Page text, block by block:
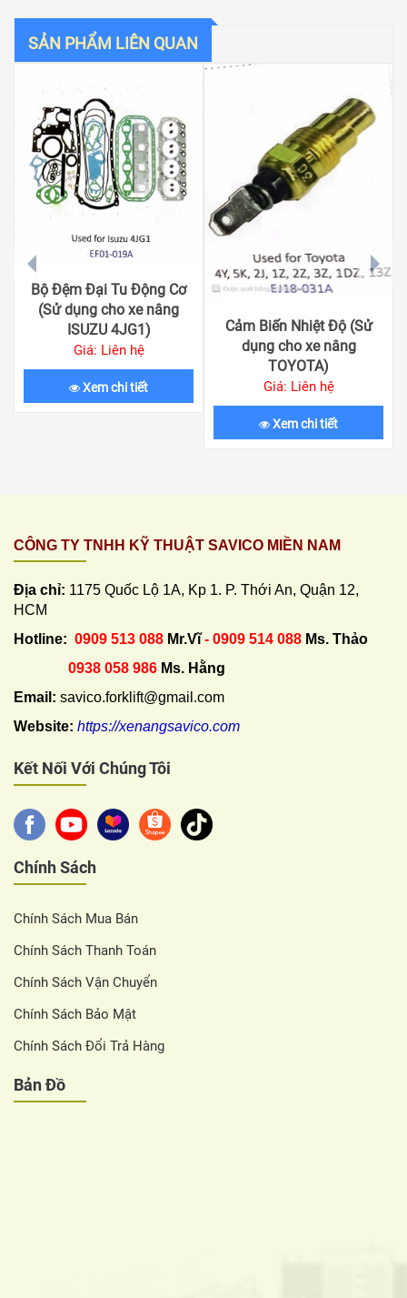
SẢN PHẨM LIÊN QUAN
Bộ Đệm Đại Tu Động Cơ
(Sử dụng cho xe nâng
ISUZU 4JG1)
Giá: Liên hệ
Xem chi tiết
Cảm Biến Nhiệt Độ (Sử
dụng cho xe nâng
TOYOTA)
Giá: Liên hệ
Xem chi tiết
prev next
CÔNG TY TNHH KỸ THUẬT SAVICO MIỀN NAM
Địa chỉ: 1175 Quốc Lộ 1A, Kp 1. P. Thới An, Quận 12,
HCM
Hotline: 0909 513 088 Mr.Vĩ- 0909 514 088 Ms. Thảo
0938 058 986 Ms. Hằng
Email: savico.forklift@gmail.com
Website: https://xenangsavico.com
Kết Nối Với Chúng Tôi
Chính Sách
Chính Sách Mua Bán
Chính Sách Thanh Toán
Chính Sách Vận Chuyển
Chính Sách Bảo Mật
Chính Sách Đổi Trả Hàng
Bản Đồ